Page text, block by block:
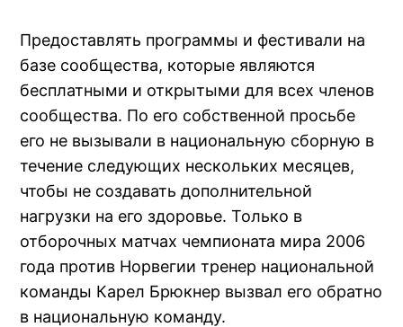
Предоставлять программы и фестивали на
базе сообщества, которые являются
бесплатными и открытыми для всех членов
сообщества. По его собственной просьбе
его не вызывали в национальную сборную в
течение следующих нескольких месяцев,
чтобы не создавать дополнительной
нагрузки на его здоровье. Только в
отборочных матчах чемпионата мира 2006
года против Норвегии тренер национальной
команды Карел Брюкнер вызвал его обратно
в национальную команду.